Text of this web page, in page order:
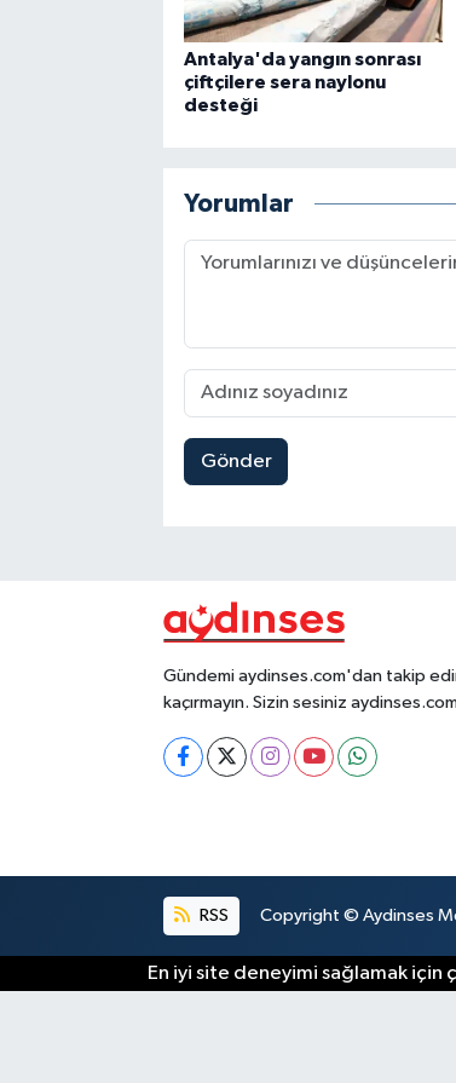
Antalya'da yangın sonrası
çiftçilere sera naylonu
desteği
Yorumlar
Gönder
Gündemi aydinses.com'dan takip
kaçırmayın. Sizin sesiniz
RSS Copyright © Aydinses
En iyi site deneyimi sağlamak için